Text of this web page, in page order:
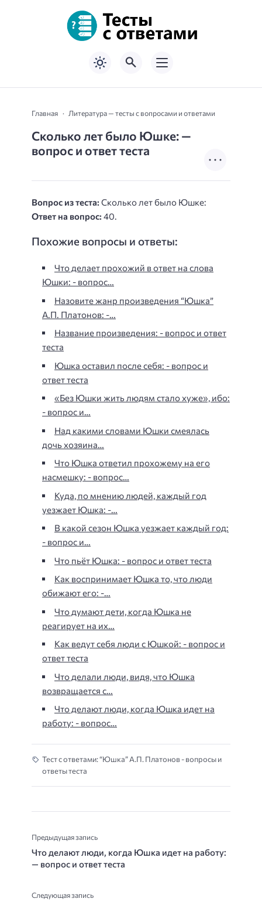
Главная Литература — тесты с вопросами и ответами
Сколько лет было Юшке: —
вопрос и ответ теста
Вопрос из теста: Сколько лет было Юшке:
Ответ на вопрос: 40.
Похожие вопросы и ответы:
Что делает прохожий в ответ на слова
Юшки: - вопрос…
Назовите жанр произведения “Юшка”
А.П. Платонов: -…
Название произведения: - вопрос и ответ
теста
Юшка оставил после себя: - вопрос и
ответ теста
«Без Юшки жить людям стало хуже», ибо:
- вопрос и…
Над какими словами Юшки смеялась
дочь хозяина…
Что Юшка ответил прохожему на его
насмешку: - вопрос…
Куда, по мнению людей, каждый год
уезжает Юшка: -…
В какой сезон Юшка уезжает каждый год:
- вопрос и…
Что пьёт Юшка: - вопрос и ответ теста
Как воспринимает Юшка то, что люди
обижают его: -…
Что думают дети, когда Юшка не
реагирует на их…
Как ведут себя люди с Юшкой: - вопрос и
ответ теста
Что делали люди, видя, что Юшка
возвращается с…
Что делают люди, когда Юшка идет на
работу: - вопрос…
Тест с ответами: “Юшка” А.П. Платонов - вопросы и
ответы теста
Предыдущая запись
Что делают люди, когда Юшка идет на работу:
— вопрос и ответ теста
Следующая запись